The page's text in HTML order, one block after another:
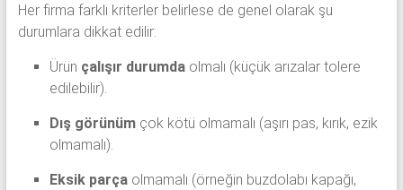
Her firma farklı kriterler belirlese de genel olarak şu
durumlara dikkat edilir:
Ürün çalışır durumdaolmalı (küçük arızalar tolere
edilebilir).
Dış görünümçok kötü olmamalı (aşırı pas, kırık, ezik
olmamalı).
Eksik parçaolmamalı (örneğin buzdolabı kapağı,